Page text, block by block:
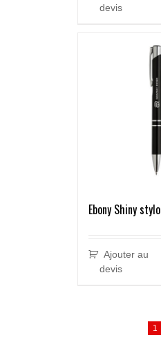
devis
Ebony Shiny stylo
Ajouter au
devis
1